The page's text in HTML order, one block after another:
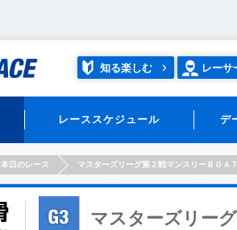
知る楽しむ レーサ
レーススケジュール デ
本日のレース マスターズリーグ第２戦マンスリーＢＯＡ
マスターズリー